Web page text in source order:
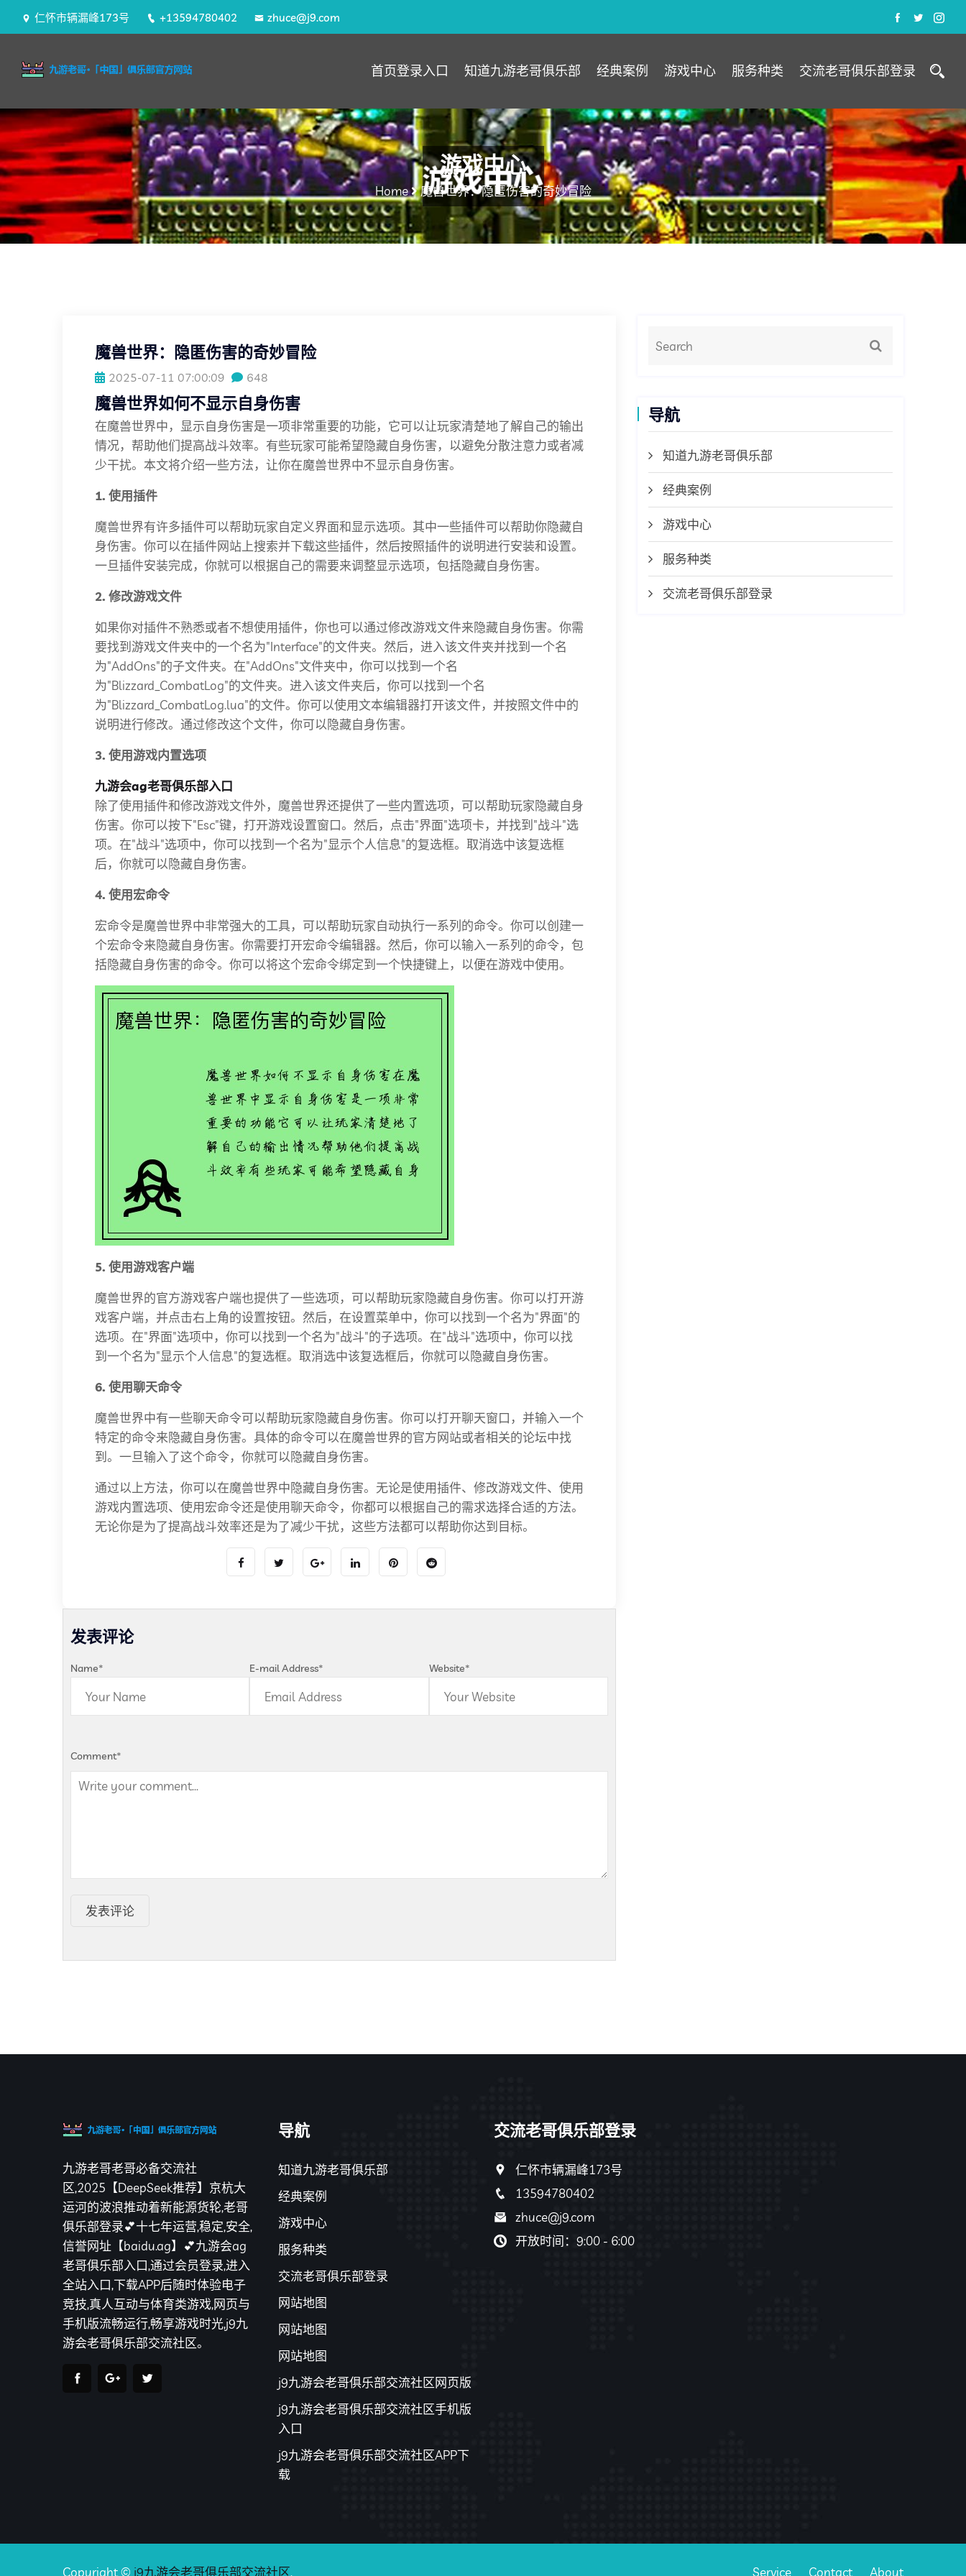
仁怀市辆漏峰173号 +13594780402 zhuce@j9.com
首页登录入口 知道九游老哥俱乐部 经典案例 游戏中心 服务种类 交流老哥俱乐部登录
游戏中心
Home 魔兽世界：隐匿伤害的奇妙冒险
魔兽世界：隐匿伤害的奇妙冒险
2025-07-11 07:00:09 648
魔兽世界如何不显示自身伤害
在魔兽世界中，显示自身伤害是一项非常重要的功能，它可以让玩家清楚地了解自己的输出
情况，帮助他们提高战斗效率。有些玩家可能希望隐藏自身伤害，以避免分散注意力或者减
少干扰。本文将介绍一些方法，让你在魔兽世界中不显示自身伤害。
1. 使用插件
魔兽世界有许多插件可以帮助玩家自定义界面和显示选项。其中一些插件可以帮助你隐藏自
身伤害。你可以在插件网站上搜索并下载这些插件，然后按照插件的说明进行安装和设置。
一旦插件安装完成，你就可以根据自己的需要来调整显示选项，包括隐藏自身伤害。
2. 修改游戏文件
如果你对插件不熟悉或者不想使用插件，你也可以通过修改游戏文件来隐藏自身伤害。你需
要找到游戏文件夹中的一个名为"Interface"的文件夹。然后，进入该文件夹并找到一个名
为"AddOns"的子文件夹。在"AddOns"文件夹中，你可以找到一个名
为"Blizzard_CombatLog"的文件夹。进入该文件夹后，你可以找到一个名
为"Blizzard_CombatLog.lua"的文件。你可以使用文本编辑器打开该文件，并按照文件中的
说明进行修改。通过修改这个文件，你可以隐藏自身伤害。
3. 使用游戏内置选项
九游会ag老哥俱乐部入口
除了使用插件和修改游戏文件外，魔兽世界还提供了一些内置选项，可以帮助玩家隐藏自身
伤害。你可以按下"Esc"键，打开游戏设置窗口。然后，点击"界面"选项卡，并找到"战斗"选
项。在"战斗"选项中，你可以找到一个名为"显示个人信息"的复选框。取消选中该复选框
后，你就可以隐藏自身伤害。
4. 使用宏命令
宏命令是魔兽世界中非常强大的工具，可以帮助玩家自动执行一系列的命令。你可以创建一
个宏命令来隐藏自身伤害。你需要打开宏命令编辑器。然后，你可以输入一系列的命令，包
括隐藏自身伤害的命令。你可以将这个宏命令绑定到一个快捷键上，以便在游戏中使用。
5. 使用游戏客户端
魔兽世界的官方游戏客户端也提供了一些选项，可以帮助玩家隐藏自身伤害。你可以打开游
戏客户端，并点击右上角的设置按钮。然后，在设置菜单中，你可以找到一个名为"界面"的
选项。在"界面"选项中，你可以找到一个名为"战斗"的子选项。在"战斗"选项中，你可以找
到一个名为"显示个人信息"的复选框。取消选中该复选框后，你就可以隐藏自身伤害。
6. 使用聊天命令
魔兽世界中有一些聊天命令可以帮助玩家隐藏自身伤害。你可以打开聊天窗口，并输入一个
特定的命令来隐藏自身伤害。具体的命令可以在魔兽世界的官方网站或者相关的论坛中找
到。一旦输入了这个命令，你就可以隐藏自身伤害。
通过以上方法，你可以在魔兽世界中隐藏自身伤害。无论是使用插件、修改游戏文件、使用
游戏内置选项、使用宏命令还是使用聊天命令，你都可以根据自己的需求选择合适的方法。
无论你是为了提高战斗效率还是为了减少干扰，这些方法都可以帮助你达到目标。
发表评论
Name* E-mail Address* Website*
Comment*
发表评论
导航
知道九游老哥俱乐部
经典案例
游戏中心
服务种类
交流老哥俱乐部登录
九游老哥老哥必备交流社
区,2025【DeepSeek推荐】京杭大
运河的波浪推动着新能源货轮,老哥
俱乐部登录💕十七年运营,稳定,安全,
信誉网址【baidu.ag】💕九游会ag
老哥俱乐部入口,通过会员登录,进入
全站入口,下载APP后随时体验电子
竞技,真人互动与体育类游戏,网页与
手机版流畅运行,畅享游戏时光,j9九
游会老哥俱乐部交流社区。
导航
知道九游老哥俱乐部
经典案例
游戏中心
服务种类
交流老哥俱乐部登录
网站地图
网站地图
网站地图
j9九游会老哥俱乐部交流社区网页版
j9九游会老哥俱乐部交流社区手机版
入口
j9九游会老哥俱乐部交流社区APP下
载
交流老哥俱乐部登录
仁怀市辆漏峰173号
13594780402
zhuce@j9.com
开放时间：9:00 - 6:00
Copyright © j9九游会老哥俱乐部交流社区. Service Contact About